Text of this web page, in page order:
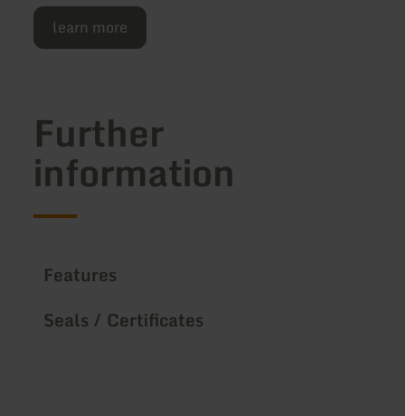
learn more
Further
information
Features
Seals / Certificates